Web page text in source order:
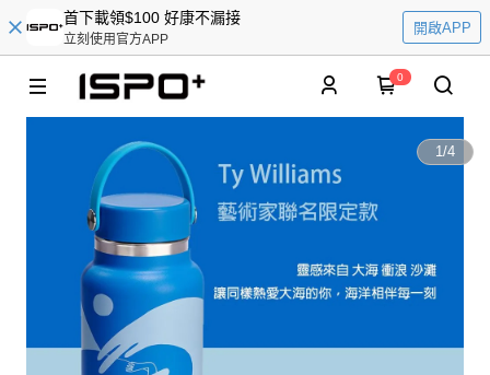
首下載領$100 好康不漏接
立刻使用官方APP
開啟APP
0
1/4